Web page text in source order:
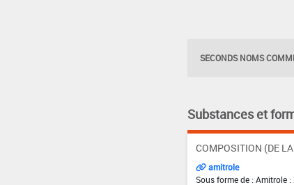
SECONDS NOMS
Substances et
COMPOSITION (DE
amitrole
Sous forme de : Amitrole :